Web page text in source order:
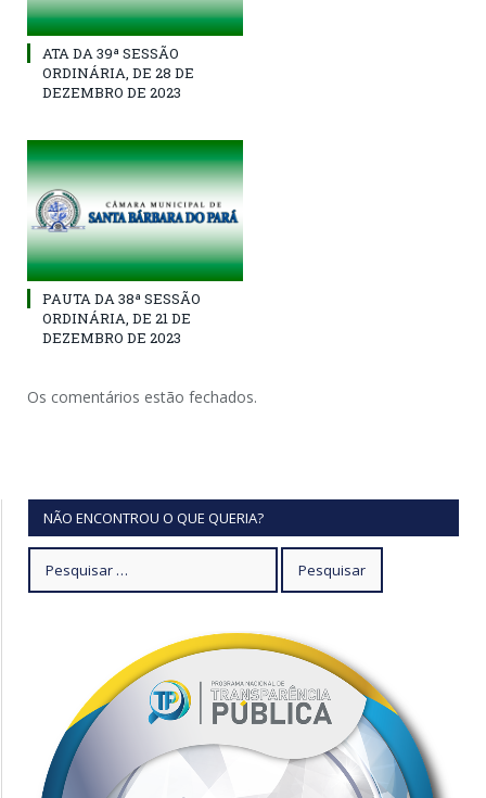
ATA DA 39ª SESSÃO
ORDINÁRIA, DE 28 DE
DEZEMBRO DE 2023
PAUTA DA 38ª SESSÃO
ORDINÁRIA, DE 21 DE
DEZEMBRO DE 2023
Os comentários estão fechados.
NÃO ENCONTROU O QUE QUERIA?